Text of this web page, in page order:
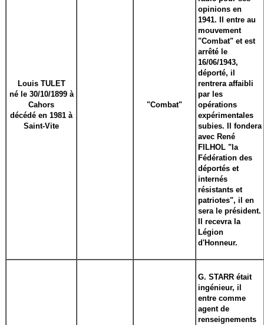
Louis TULET
né le 30/10/1899 à
Cahors
décédé en 1981 à
Saint-Vite
"Combat"
opinions en
1941. Il entre au
mouvement
"Combat" et est
arrêté le
16/06/1943,
déporté, il
rentrera affaibli
par les
opérations
expérimentales
subies. Il fondera
avec René
FILHOL "la
Fédération des
déportés et
internés
résistants et
patriotes", il en
sera le président.
Il recevra la
Légion
d'Honneur.
G. STARR était
ingénieur, il
entre comme
agent de
renseignements